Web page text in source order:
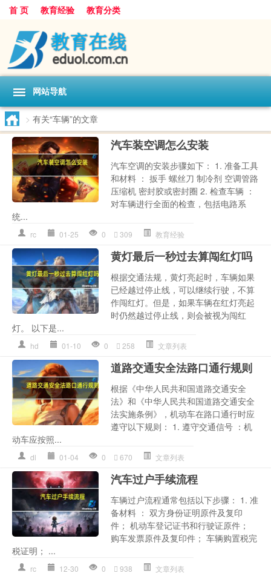
首 页 教育经验 教育分类
网站导航
> 有关“车辆”的文章
汽车装空调怎么安装
汽车空调的安装步骤如下： 1. 准备工具
和材料 ： 扳手 螺丝刀 制冷剂 空调管路
压缩机 密封胶或密封圈 2. 检查车辆 ：
对车辆进行全面的检查，包括电路系
统...
rc 01-25 0 309 教育经验
黄灯最后一秒过去算闯红灯吗
根据交通法规，黄灯亮起时，车辆如果
已经越过停止线，可以继续行驶，不算
作闯红灯。但是，如果车辆在红灯亮起
时仍然越过停止线，则会被视为闯红
灯。 以下是...
hd 01-10 0 258 文章列表
道路交通安全法路口通行规则
根据《中华人民共和国道路交通安全
法》和《中华人民共和国道路交通安全
法实施条例》，机动车在路口通行时应
遵守以下规则： 1. 遵守交通信号 ：机
动车应按照...
dl 01-04 0 670 文章列表
汽车过户手续流程
车辆过户流程通常包括以下步骤： 1. 准
备材料 ： 双方身份证明原件及复印
件； 机动车登记证书和行驶证原件；
购车发票原件及复印件； 车辆购置税完
税证明； ...
rc 12-30 0 938 文章列表